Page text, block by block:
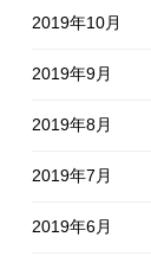
2019年10月
2019年9月
2019年8月
2019年7月
2019年6月